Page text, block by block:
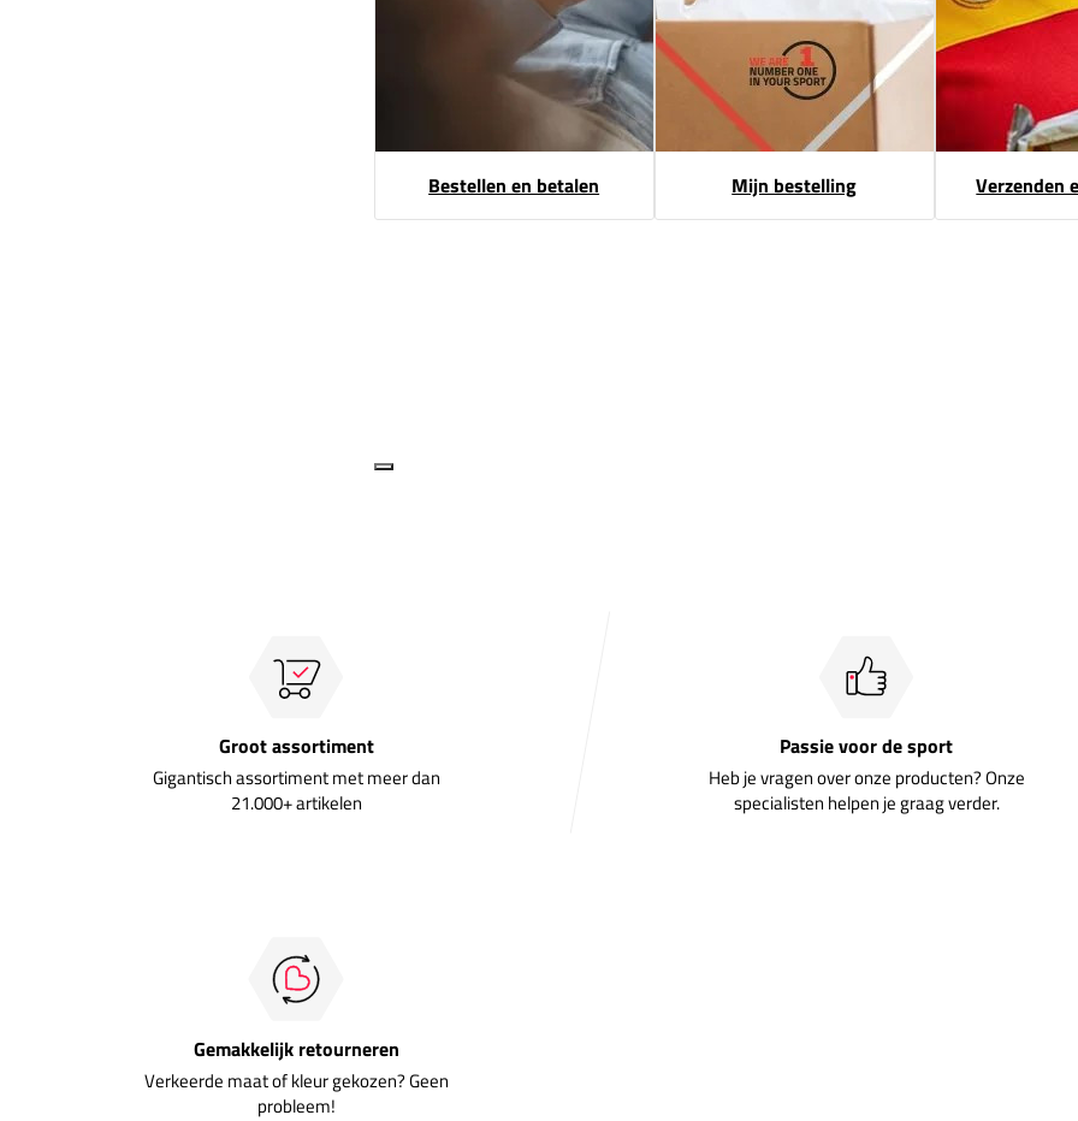
Bestellen en betalen Mijn bestelling Verzenden
Groot assortiment
Gigantisch assortiment met meer dan
21.000+ artikelen
Passie voor de sport
Heb je vragen over onze producten? Onze
specialisten helpen je graag verder.
Gemakkelijk retourneren
Verkeerde maat of kleur gekozen? Geen
probleem!